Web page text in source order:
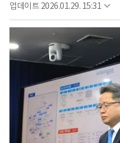
업데이트 2026.01.29. 15:31